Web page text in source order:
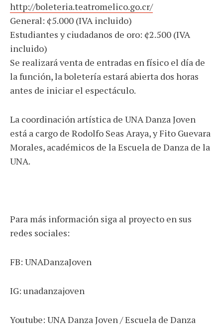
http://boleteria.teatromelico.go.cr/
General: ¢5.000 (IVA incluido)
Estudiantes y ciudadanos de oro: ¢2.500 (IVA
incluido)
Se realizará venta de entradas en físico el día de
la función, la boletería estará abierta dos horas
antes de iniciar el espectáculo.
La coordinación artística de UNA Danza Joven
está a cargo de Rodolfo Seas Araya, y Fito Guevara
Morales, académicos de la Escuela de Danza de la
UNA.
Para más información siga al proyecto en sus
redes sociales:
FB: UNADanzaJoven
IG: unadanzajoven
Youtube: UNA Danza Joven / Escuela de Danza